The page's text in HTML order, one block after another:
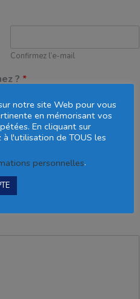
Confirmez l’e-mail
? *
notre site Web pour vous
en mémorisant vos
En cliquant sur
l'utilisation de TOUS les
personnelles.